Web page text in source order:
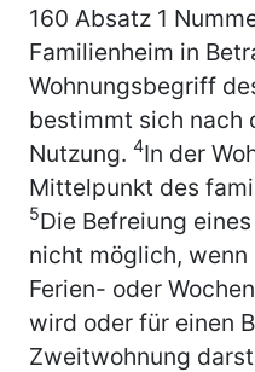
160 Absatz 1
Familienheim in
Wohnungsbegriff
bestimmt sich nach
Nutzung. 4In der
Mittelpunkt des
5Die Befreiung
nicht möglich, wenn
Ferien- oder
wird oder für einen
Zweitwohnung